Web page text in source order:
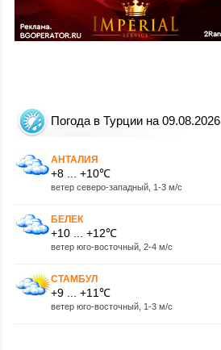
Погода в Турции на 09.08.2026
АНТАЛИЯ
+8 ... +10℃
ветер северо-западный, 1-3 м/с
БЕЛЕК
+10 ... +12℃
ветер юго-восточный, 2-4 м/с
СТАМБУЛ
+9 ... +11℃
ветер юго-восточный, 1-3 м/с